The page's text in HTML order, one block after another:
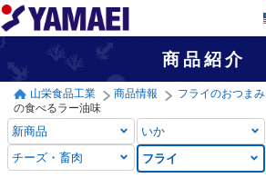
商品紹介
山栄食品工業 商品情報 フライのおつまみ
の食べるラー油味
新商品 いか
チーズ・畜肉
フライ